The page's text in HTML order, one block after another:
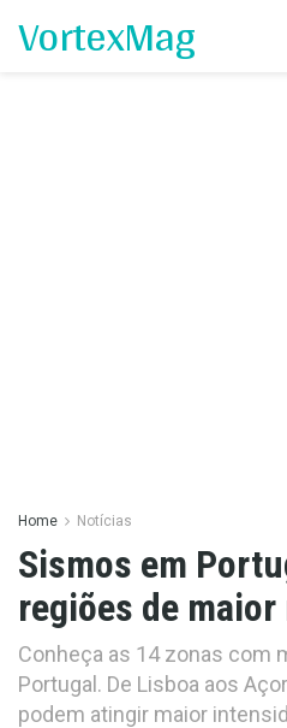
VortexMag
Home Notícias
Sismos em
regiões de
Conheça as 14 zonas com
Portugal. De Lisboa aos
podem atingir maior